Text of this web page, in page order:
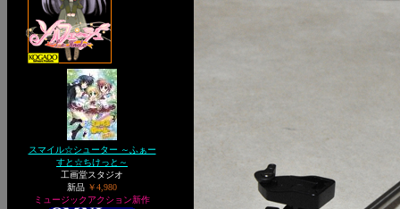
スマイル☆シューター ～ふぁー
すと☆ちけっと～
工画堂スタジオ
新品 ￥4,980
ミュージックアクション新作